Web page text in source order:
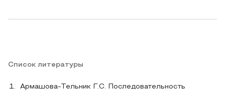
Список литературы
Армашова-Тельник Г.С. Последовательность